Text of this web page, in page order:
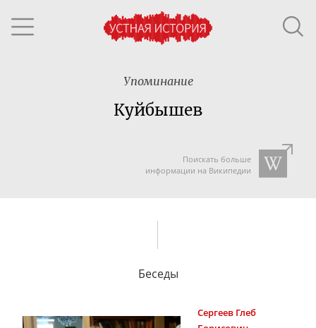
Упоминание
Куйбышев
Поискать больше
информации на Википедии
Беседы
Сергеев Глеб